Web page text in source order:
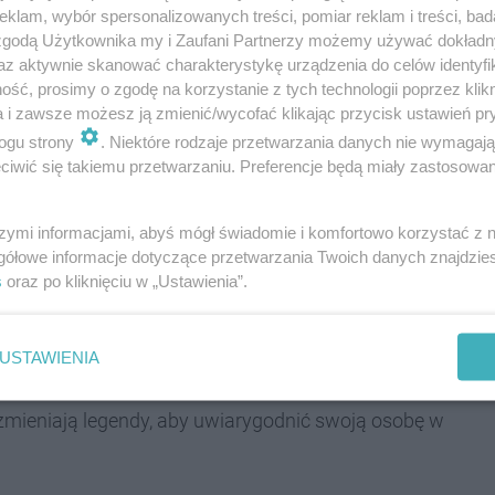
- 2 tysiące złotych. Niestety, okradziona
że był ubrany jak hydraulik. Czynności w
tej zuchwałej kradzieży trwają.
szczególnej ostrożności podczas wizyty
z nich to prawdziwy pracownik
czy wodociągów - dodaje Ciozak.
legendy, aby uwiarygodnić swoją osobę w
wybór spersonalizowanych treści, pomiar reklam i treści,
Użytkownika my i Zaufani Partnerzy możemy używać
aktywnie skanować charakterystykę urządzenia do celów
prosimy o zgodę na korzystanie z tych technologii poprzez
i zawsze możesz ją zmienić/wycofać klikając przycisk ustawień
strony
. Niektóre rodzaje przetwarzania danych nie
się takiemu przetwarzaniu. Preferencje będą miały
informacjami, abyś mógł świadomie i komfortowo korzystać z
informacje dotyczące przetwarzania Twoich danych
oraz po kliknięciu w „Ustawienia”.
USTAWIENIA